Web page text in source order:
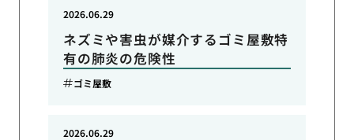
ネズミや害虫が媒介するゴミ屋敷特
有の肺炎の危険性
2026.06.29
ゴミ屋敷
2026.06.29